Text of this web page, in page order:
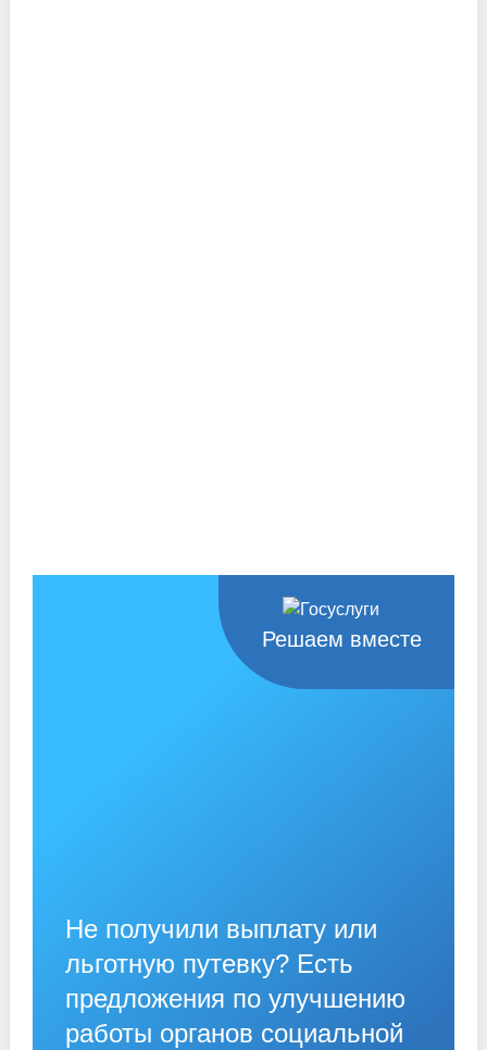
Решаем вместе
Не получили выплату или
льготную путевку? Есть
предложения по улучшению
работы органов социальной